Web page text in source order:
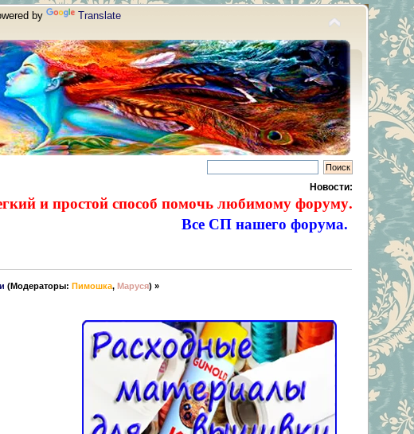
by Translate
Новости:
и простой способ помочь любимому форуму.
Все СП нашего форума.
(Модераторы: Пимошка, Маруся) »